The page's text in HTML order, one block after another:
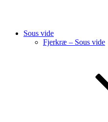
Sous vide
Fjerkræ – Sous vide